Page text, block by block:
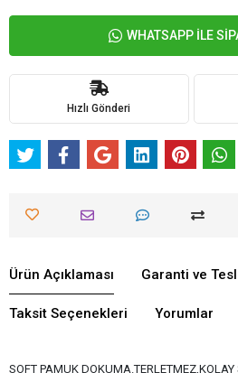
WHATSAPP İLE
Hızlı Gönderi
Ürün Açıklaması Garanti ve
Taksit Seçenekleri Yorumlar
SOFT PAMUK